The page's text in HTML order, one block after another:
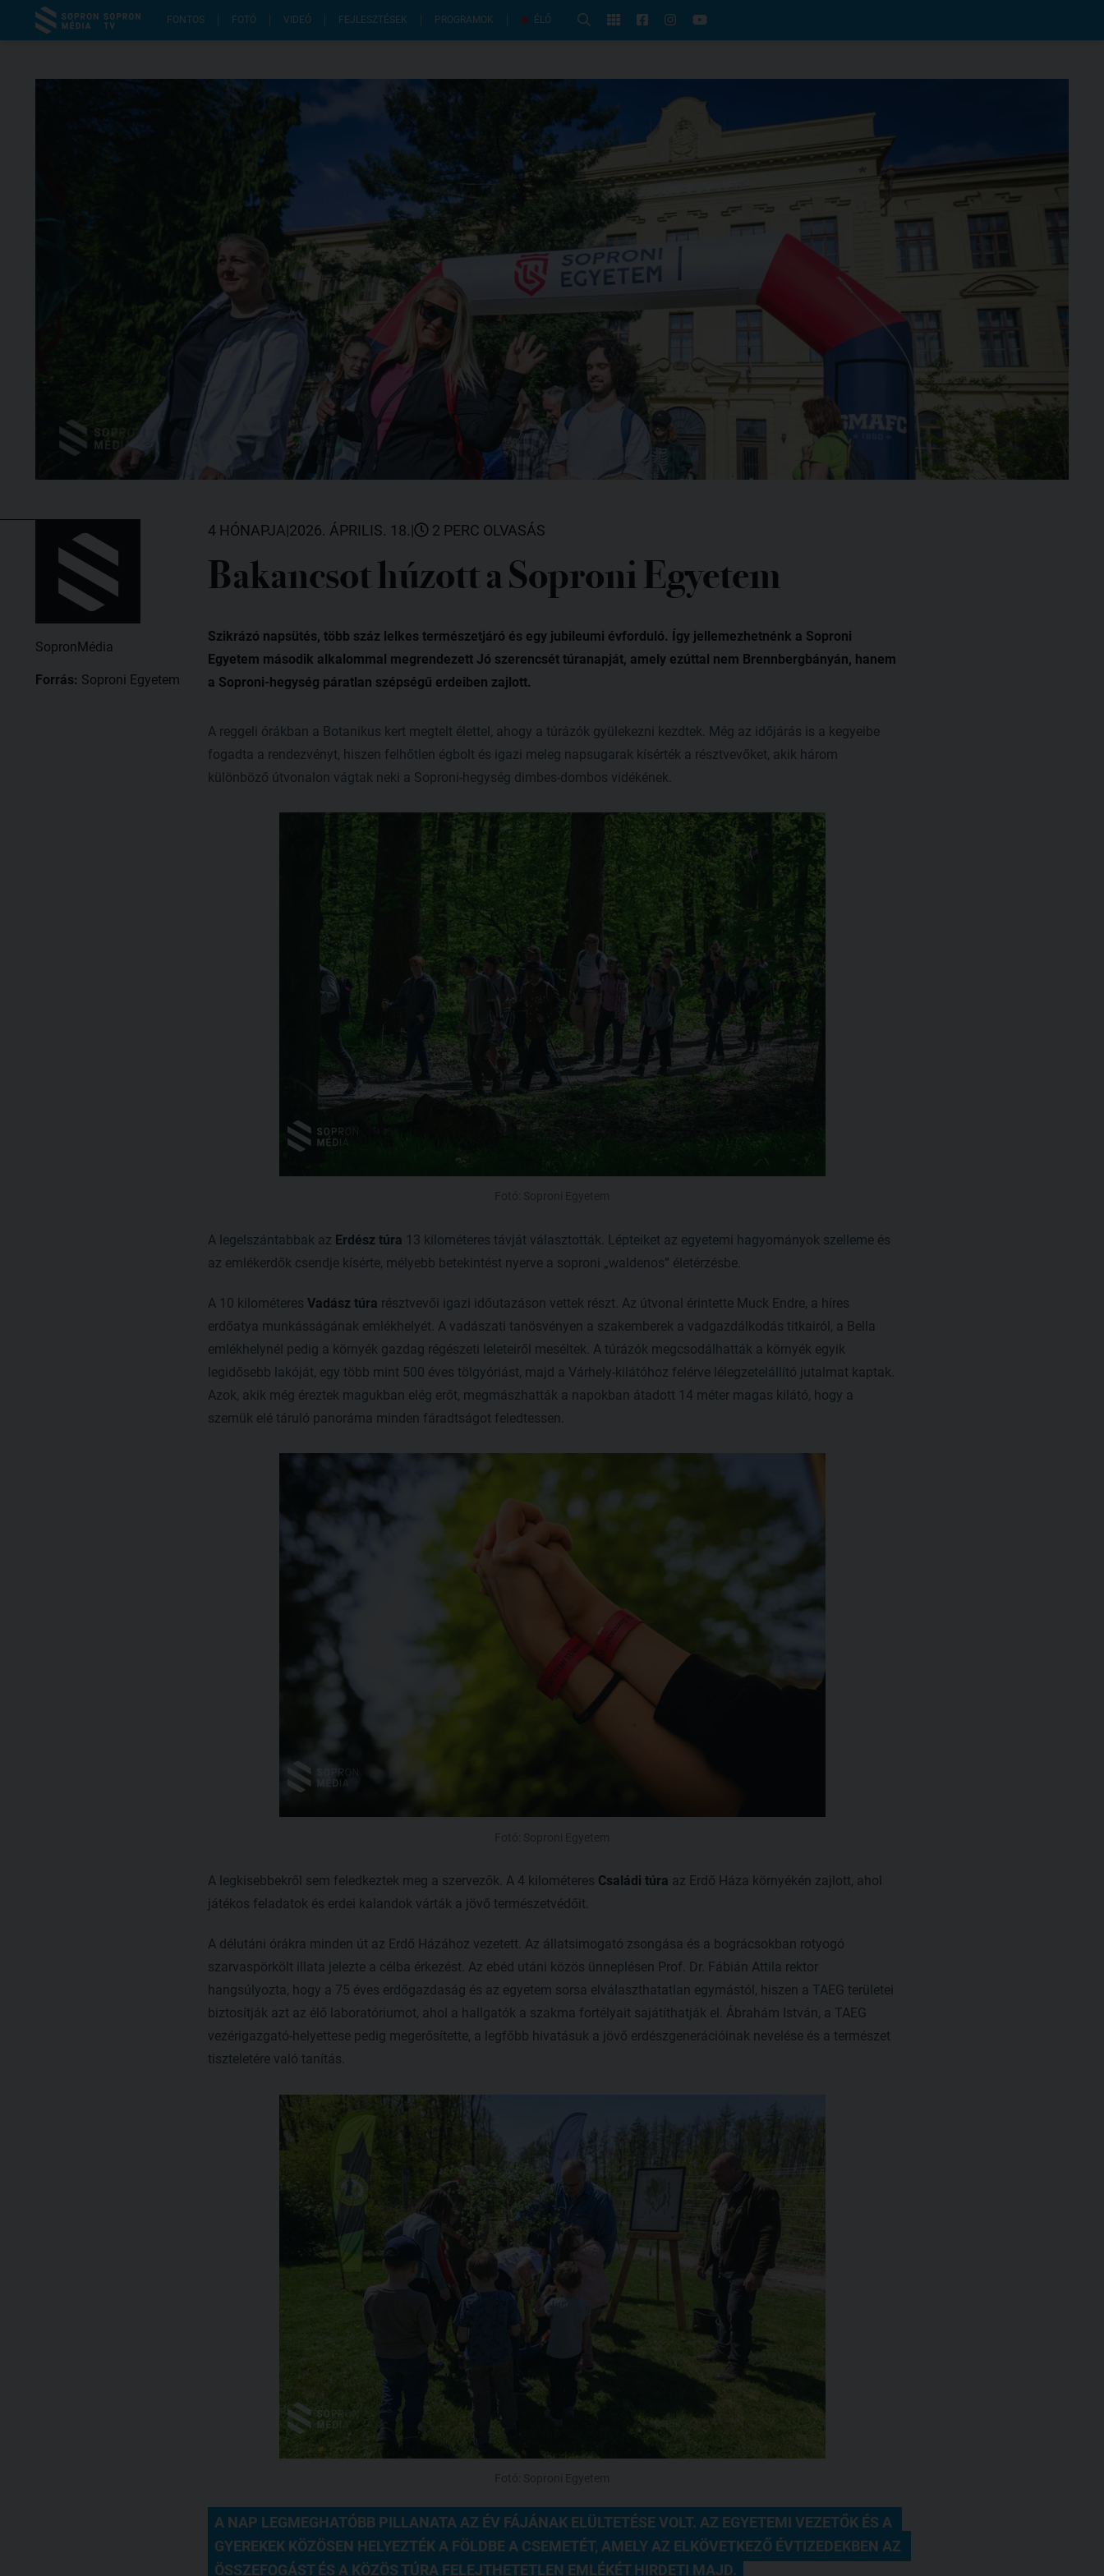
FONTOS FOTÓ VIDEÓ FEJLESZTÉSEK PROGRAMOK ÉLŐ
SopronMédia
Forrás: Soproni Egyetem
4 HÓNAPJA|2026. ÁPRILIS. 18.| 2 PERC OLVASÁS
Bakancsot húzott a Soproni Egyetem
Szikrázó napsütés, több száz lelkes természetjáró és egy jubileumi évforduló. Így jellemezhetnénk a Soproni
Egyetem második alkalommal megrendezett Jó szerencsét túranapját, amely ezúttal nem Brennbergbányán, hanem
a Soproni-hegység páratlan szépségű erdeiben zajlott.
A reggeli órákban a Botanikus kert megtelt élettel, ahogy a túrázók gyülekezni kezdtek. Még az időjárás is a kegyeibe
fogadta a rendezvényt, hiszen felhőtlen égbolt és igazi meleg napsugarak kísérték a résztvevőket, akik három
különböző útvonalon vágtak neki a Soproni-hegység dimbes-dombos vidékének.
A legelszántabbak az Erdész túra 13 kilométeres távját választották. Lépteiket az egyetemi hagyományok szelleme és
az emlékerdők csendje kísérte, mélyebb betekintést nyerve a soproni „waldenos” életérzésbe.
A 10 kilométeres Vadász túra résztvevői igazi időutazáson vettek részt. Az útvonal érintette Muck Endre, a híres
erdőatya munkásságának emlékhelyét. A vadászati tanösvényen a szakemberek a vadgazdálkodás titkairól, a Bella
emlékhelynél pedig a környék gazdag régészeti leleteiről meséltek. A túrázók megcsodálhatták a környék egyik
legidősebb lakóját, egy több mint 500 éves tölgyóriást, majd a Várhely-kilátóhoz felérve lélegzetelállító jutalmat kaptak.
Azok, akik még éreztek magukban elég erőt, megmászhatták a napokban átadott 14 méter magas kilátó, hogy a
szemük elé táruló panoráma minden fáradtságot feledtessen.
A legkisebbekről sem feledkeztek meg a szervezők. A 4 kilométeres Családi túra az Erdő Háza környékén zajlott, ahol
játékos feladatok és erdei kalandok várták a jövő természetvédőit.
A délutáni órákra minden út az Erdő Házához vezetett. Az állatsimogató zsongása és a bográcsokban rotyogó
szarvaspörkölt illata jelezte a célba érkezést. Az ebéd utáni közös ünneplésen Prof. Dr. Fábián Attila rektor
hangsúlyozta, hogy a 75 éves erdőgazdaság és az egyetem sorsa elválaszthatatlan egymástól, hiszen a TAEG területei
biztosítják azt az élő laboratóriumot, ahol a hallgatók a szakma fortélyait sajátíthatják el. Ábrahám István, a TAEG
vezérigazgató-helyettese pedig megerősítette, a legfőbb hivatásuk a jövő erdészgenerációinak nevelése és a természet
tiszteletére való tanítás.
A NAP LEGMEGHATÓBB PILLANATA AZ ÉV FÁJÁNAK ELÜLTETÉSE VOLT. AZ EGYETEMI VEZETŐK ÉS A
GYEREKEK KÖZÖSEN HELYEZTÉK A FÖLDBE A CSEMETÉT, AMELY AZ ELKÖVETKEZŐ ÉVTIZEDEKBEN AZ
ÖSSZEFOGÁST ÉS A KÖZÖS TÚRA FELEJTHETETLEN EMLÉKÉT HIRDETI MAJD.